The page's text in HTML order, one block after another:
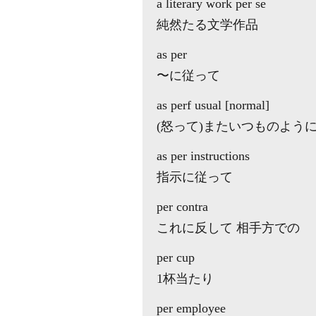
a literary work per se
純然たる文学作品
as per
〜に従って
as perf usual [normal]
(怒って)またいつものよう
as per instructions
指示に従って
per contra
これに反して 相手方での
per cup
1杯当たり
per employee